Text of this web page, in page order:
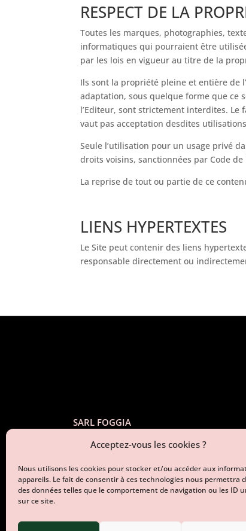
Acceptez-vous les cookies ?
Nous utilisons les cookies pour stocker et/ou accéder aux
appareils. Le fait de consentir à ces technologies nous permettra
des données telles que le comportement de navigation ou les ID
sur ce site.
RESPECT DE LA
Toutes les marques, photographies,
informatiques qui pourraient être
par les lois en vigueur au titre de la
Ils sont la propriété pleine et entière de
adaptation, sous quelque forme que ce
l’Editeur, sont strictement interdites. Le
vaut pas acceptation desdites
Seule l’utilisation pour un usage privé
droits voisins, sanctionnées par Code
La reprise de tout ou partie de ce
LIENS HYPERTEXTES
Le Site peut contenir des liens
responsable directement ou
SARL FOGGIA
07100 Annonay